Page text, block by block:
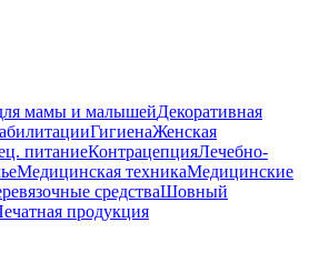
мамы и малышейДекоративная
ГигиенаЖенская
питаниеКонтрацепцияЛечебно-
Медицинская техникаМедицинские
средстваШовный
продукция